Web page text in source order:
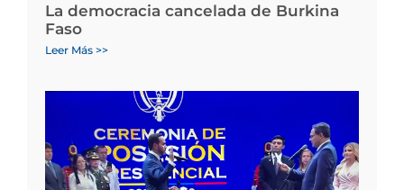
La democracia cancelada de Burkina
Faso
Leer Más >>